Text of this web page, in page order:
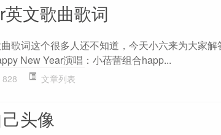
文歌曲歌词
歌词这个很多人还不知道，今天小六来为大家
New Year演唱：小蓓蕾组合happ...
828 文章列表
头像